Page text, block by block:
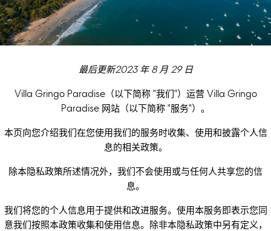
最后更新2023 年 8 月 29 日
Villa Gringo Paradise（以下简称 "我们"）运营 Villa Gringo
Paradise 网站（以下简称 "服务"）。
本页向您介绍我们在您使用我们的服务时收集、使用和披露个人信
息的相关政策。
除本隐私政策所述情况外，我们不会使用或与任何人共享您的信
息。
我们将您的个人信息用于提供和改进服务。使用本服务即表示您同
意我们按照本政策收集和使用信息。除非本隐私政策中另有定义，